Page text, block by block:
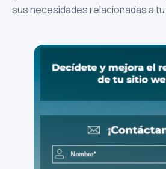
sus necesidades relacionadas a